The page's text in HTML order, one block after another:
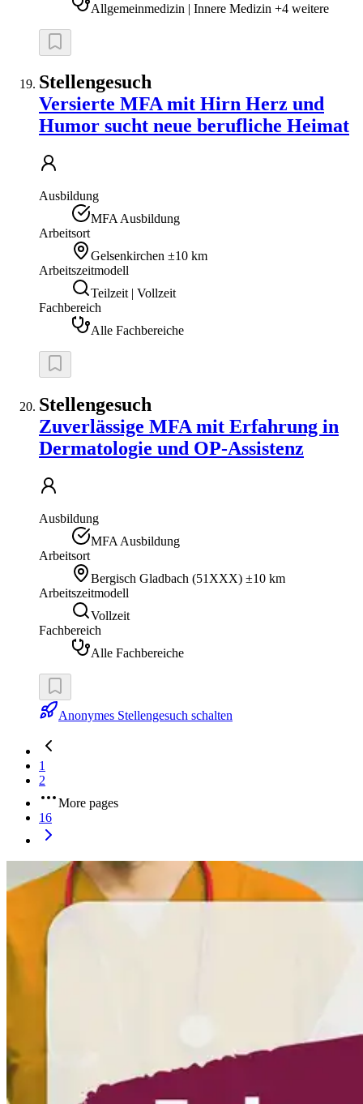
Allgemeinmedizin | Innere Medizin +4 weitere
Stellengesuch
Versierte MFA mit Hirn Herz und
Humor sucht neue berufliche Heimat
Ausbildung
MFA Ausbildung
Arbeitsort
Gelsenkirchen ±10 km
Arbeitszeitmodell
Teilzeit | Vollzeit
Fachbereich
Alle Fachbereiche
Stellengesuch
Zuverlässige MFA mit Erfahrung in
Dermatologie und OP-Assistenz
Ausbildung
MFA Ausbildung
Arbeitsort
Bergisch Gladbach (51XXX) ±10 km
Arbeitszeitmodell
Vollzeit
Fachbereich
Alle Fachbereiche
Anonymes Stellengesuch schalten
1
2
More pages
16